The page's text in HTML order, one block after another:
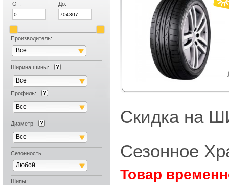
От:
До:
Производитель:
Все
Ширина шины:
Все
Профиль:
Все
Диаметр
Все
Сезонность
Любой
Шипы:
Скидка на
Сезонное
Товар